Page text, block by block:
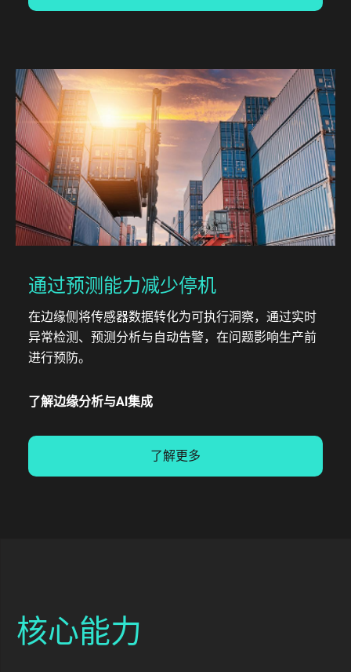
通过预测能力减少停机
在边缘侧将传感器数据转化为可执行洞察，通过实时
异常检测、预测分析与自动告警，在问题影响生产前
进行预防。
了解边缘分析与AI集成
了解更多
核心能力